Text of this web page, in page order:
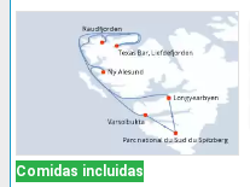
Comidas incluidas